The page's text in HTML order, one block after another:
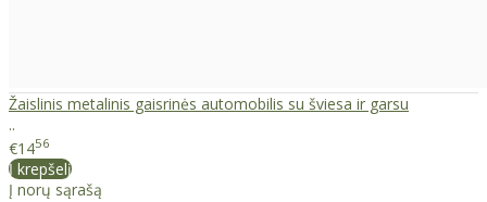
Žaislinis metalinis gaisrinės automobilis su šviesa ir garsu
..
€1456
Į krepšelį
Į norų sąrašą